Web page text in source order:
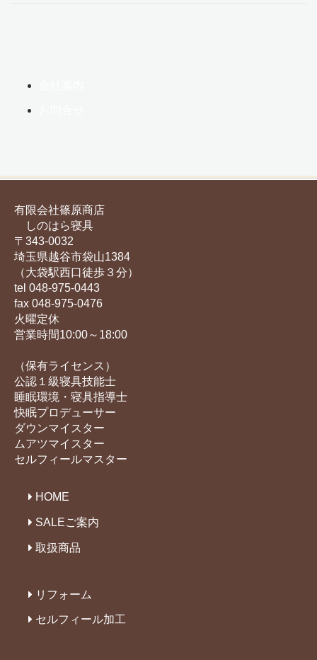
有限会社篠原商店
しのはら寝具
〒343-0032
埼玉県越谷市袋山1384
（大袋駅西口徒歩３分）
tel 048-975-0443
fax 048-975-0476
火曜定休
営業時間10:00～18:00
（保有ライセンス）
公認１級寝具技能士
睡眠環境・寝具指導士
快眠プロデューサー
ダウンマイスター
ムアツマイスター
セルフィールマスター
HOME
SALEご案内
取扱商品
リフォーム
セルフィール加工